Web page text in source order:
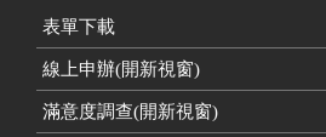
表單下載
線上申辦(開新視窗)
滿意度調查(開新視窗)